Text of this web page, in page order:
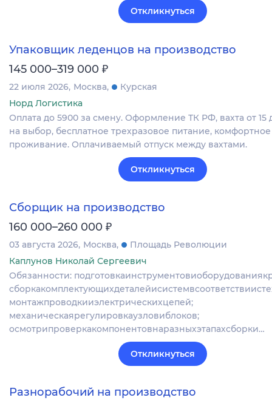
Откликнуться
Упаковщик леденцов на производство
145 000–319 000 ₽
22 июля 2026 Москва
Курская
Норд Логистика
Оплата до 5900 за смену. Оформление ТК РФ, вахта от 15
на выбор, бесплатное трехразовое питание, комфортное
проживание. Оплачиваемый отпуск между вахтами.
Откликнуться
Сборщик на производство
160 000–260 000 ₽
03 августа 2026 Москва
Площадь Революции
Каплунов Николай Сергеевич
Обязанности:
монтажпроводкииэлектрическихцепей;
механическаярегулировкаузловиблоков;
осмотрипроверкакомпонентовнаразныхэтапахсборки…
Откликнуться
Разнорабочий на производство